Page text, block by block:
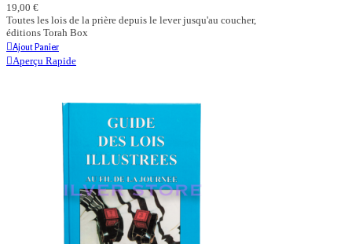
19,00 €
Toutes les lois de la prière depuis le lever jusqu'au coucher,
éditions Torah Box
Ajout Panier
Aperçu Rapide